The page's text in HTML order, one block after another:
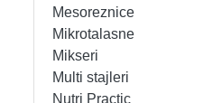
ELEKTRIČNI GRILL
FENOVI ZA KOSU
KALUPI ZA TORTE
KANTE ZA SMEĆE
Mesoreznice
Mikrotalasne
Mikseri
Multi stajleri
Nutri Practic